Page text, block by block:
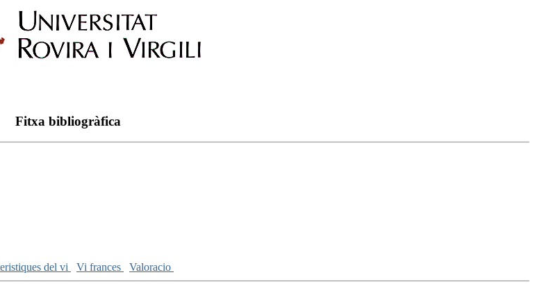
Fitxa bibliogràfica
del vi Vi frances Valoracio